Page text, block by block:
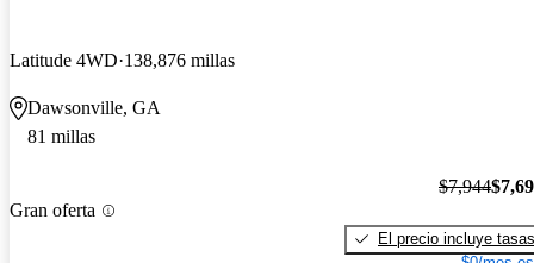
Latitude 4WD 138,876 millas
Dawsonville, GA
81 millas
Gran oferta
$7,944
El precio incluye tasas